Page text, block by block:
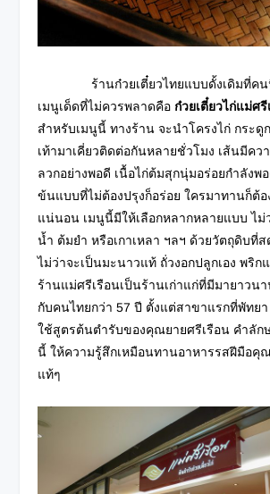
ร้านก๋วยเตี๋ยวไทยแบบดั้งเดิมที่คนนิ
เมนูเด็ดที่ไม่ควรพลาดคือก๋วยเตี๋ยวไก่แม่ศรี
สำหรับเมนูนี้ ทางร้าน จะนำโครงไก่ กระดู
เท้ามาเคี่ยวติดต่อกันหลายชั่วโมง เส้นมีคว
ลวกอย่างพอดี เนื้อไก่ต้มสุกนุ่มอร่อยกำลังพ
ข้นแบบที่ไม่ต้องปรุงก็อร่อย ใครมาทานก็ต้อ
แน่นอน เมนูนี้มีให้เลือกหลากหลายแบบ ไม่
น้ำ ต้มยำหรือเกาเหลา ฯลฯ ด้วยวัตถุดิบที่
ไม่ว่าจะเป็นมะนาวแท้ ถั่วงอกปลูกเอง พริก
ร้านแม่ศรีเรือนเป็นร้านเก่าแก่ที่มีมายาวน
กับคนไทยกว่า 57 ปี ตั้งแต่สาขาแรกที่พัทยา
ใช้สูตรต้นตำรับของคุณยายศรีเรือน คำลัก
นี้ ให้ความรู้สึกเหมือนทานอาหารรสฝีมือคุ
แท้ๆ